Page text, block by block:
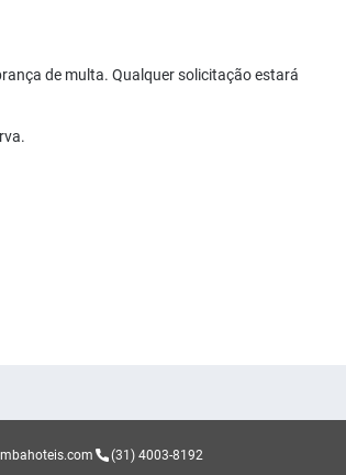
de multa. Qualquer solicitação estará
(31) 4003-8192